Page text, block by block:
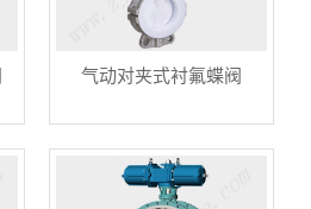
气动对夹式衬氟蝶阀